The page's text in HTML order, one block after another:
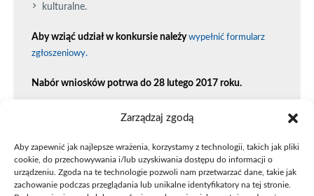
Zarządzaj zgodą
Aby zapewnić jak najlepsze wrażenia, korzystamy z technologii, takich jak pliki
cookie, do przechowywania i/lub uzyskiwania dostępu do informacji o
urządzeniu. Zgoda na te technologie pozwoli nam przetwarzać dane, takie jak
zachowanie podczas przeglądania lub unikalne identyfikatory na tej stronie.
kulturalne.
Aby wziąć udział w konkursie należywypełnić formularz
zgłoszeniowy.
Nabór wniosków potrwa do 28 lutego 2017 roku.
Przed wypełnieniem formularza zapoznaj się z
Środowiska Akademickiego Uniwersytetu Im. Adama
Mickiewicza W Poznaniu.
Wypełnij formularz zgłoszeniowy